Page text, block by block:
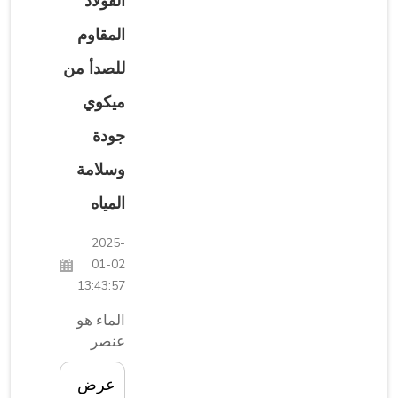
بالطاقة
الشمسية.
وحدة
تخزين
طاقة جيدة
تتيح
الحصول
على طاقة
كافية...
المقاوم
للصدأ من
ميكوي
جودة
وسلامة
المياه
2025-
01-02
13:43:57
الماء هو
عنصر
أساسي
لجميع
عرض